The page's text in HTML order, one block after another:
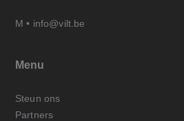
M • info@vilt.be
Menu
Steun ons
Partners